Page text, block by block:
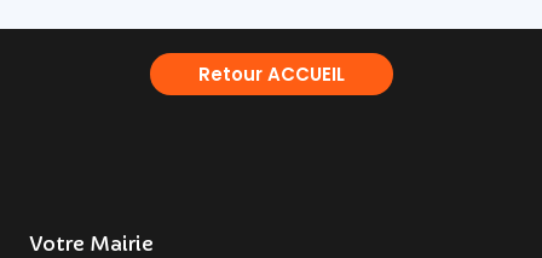
Retour ACCUEIL
Votre Mairie